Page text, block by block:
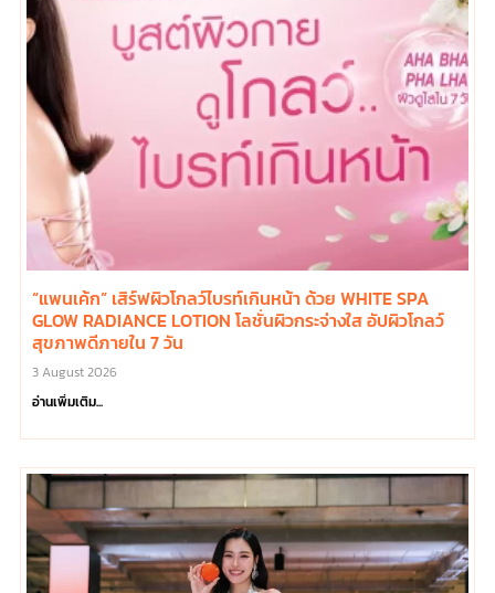
“แพนเค้ก” เสิร์ฟผิวโกลว์ไบรท์เกินหน้า ด้วย WHITE SPA
GLOW RADIANCE LOTION โลชั่นผิวกระจ่างใส อัปผิวโกลว์
สุขภาพดีภายใน 7 วัน
3 August 2026
อ่านเพิ่มเติม...